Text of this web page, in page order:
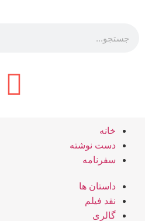
خانه
دست نوشته
سفرنامه
داستان ها
نقد فیلم
گالری